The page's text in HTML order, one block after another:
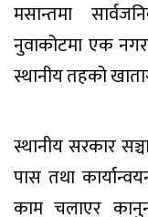
मसान्तमा
नुवाकोटमा एक
स्थानीय तहको
स्थानीय सरकार
पास तथा
काम चलाएर